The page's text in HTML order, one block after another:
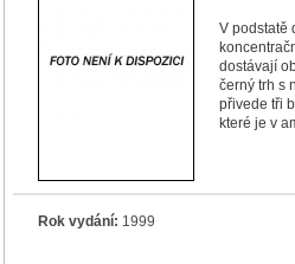
V podstatě
dostávají
černý trh s
přivede tři
které je v
Rok vydání: 1999